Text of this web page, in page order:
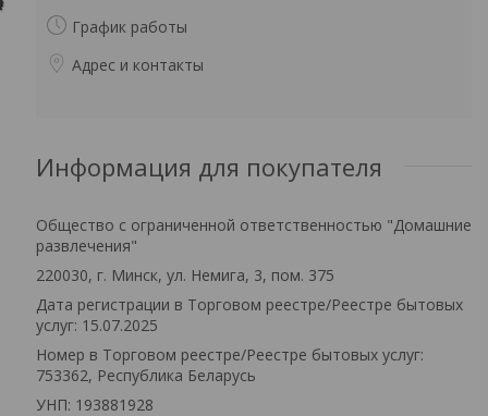
График работы
Адрес и контакты
Информация для покупателя
Общество с ограниченной ответственностью "Домашние
развлечения"
220030, г. Минск, ул. Немига, 3, пом. 375
Дата регистрации в Торговом реестре/Реестре бытовых
услуг: 15.07.2025
Номер в Торговом реестре/Реестре бытовых услуг:
753362, Республика Беларусь
УНП: 193881928